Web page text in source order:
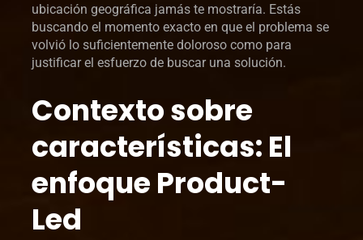
ubicación geográfica jamás te mostraría. Estás
buscando el momento exacto en que el problema se
volvió lo suficientemente doloroso como para
justificar el esfuerzo de buscar una solución.
Contexto sobre
características: El
enfoque Product-
Led